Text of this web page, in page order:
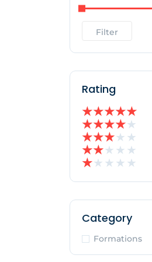
Filter
Rating
★★★★★
★★★★★
★★★★ ★
★★★ ★ ★
★★ ★ ★ ★
Category
Formations